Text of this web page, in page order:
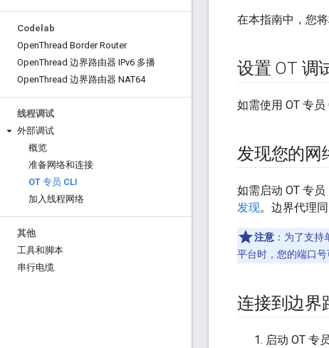
Codelab
OpenThread Border Router
OpenThread 边界路由器 IPv6 多播
OpenThread 边界路由器 NAT64
线程调试
外部调试
概览
准备网络和连接
OT 专员 CLI
加入线程网络
其他
工具和脚本
串行电缆
在本指南中，您
设置 OT 调
如需使用 OT 专
发现您的网
如需启动 OT 专
发现。边界代理
注意 ：为了支
平台时，您的端口号
连接到边界
启动 OT 专